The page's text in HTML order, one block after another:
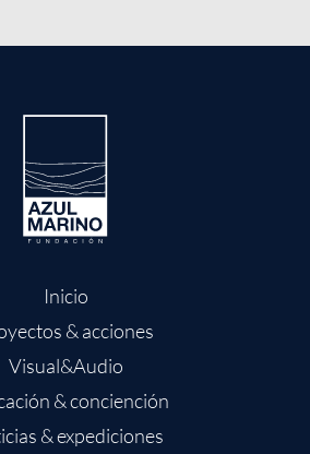
Inicio
& acciones
Visual&Audio
& conciención
& expediciones